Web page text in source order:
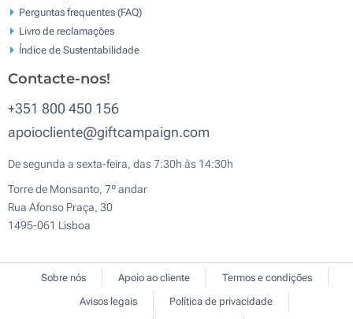
Perguntas frequentes (FAQ)
Livro de reclamaçōes
Índice de Sustentabilidade
Contacte-nos!
+351 800 450 156
apoiocliente@giftcampaign.com
De segunda a sexta-feira, das 7:30h às 14:30h
Torre de Monsanto, 7º andar
Rua Afonso Praça, 30
1495-061 Lisboa
Sobre nós Apoio ao cliente
Termos e condições
Avisos legais
Política de privacidade